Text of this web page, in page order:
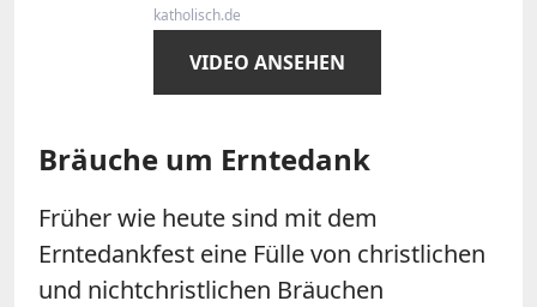
katholisch.de
VIDEO ANSEHEN
Bräuche um Erntedank
Früher wie heute sind mit dem
Erntedankfest eine Fülle von christlichen
und nichtchristlichen Bräuchen